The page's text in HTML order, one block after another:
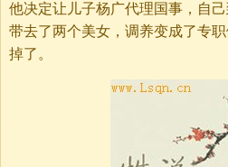
他决定让儿子杨广代理国事，自
带去了两个美女，调养变成了专
掉了。